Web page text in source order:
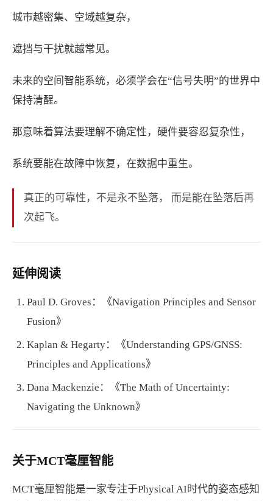
城市越密集、空域越复杂，
遮挡与干扰就越常见。
未来的空间智能系统，必须学会在“信号失明”的世界中
保持清醒。
那意味着算法要理解不确定性，硬件要容忍复杂性，
系统要能在故障中恢复，在数据中重生。
真正的可靠性，不是永不坠落， 而是能在坠落后再
次起飞。
延伸阅读
Paul D. Groves：《Navigation Principles and Sensor
Fusion》
Kaplan & Hegarty：《Understanding GPS/GNSS:
Principles and Applications》
Dana Mackenzie：《The Math of Uncertainty:
Navigating the Unknown》
关于MCT毫厘智能
MCT毫厘智能是一家专注于Physical AI时代的姿态感知